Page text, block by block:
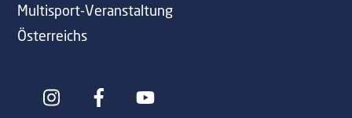
Multisport-Veranstaltung
Österreichs
Icon
Icon